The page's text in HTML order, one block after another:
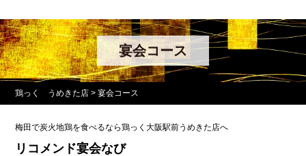
宴会コース
鶏っく うめきた店 >宴会コース
梅田で炭火地鶏を食べるなら鶏っく大阪駅前うめきた店へ
リコメンド宴会なび